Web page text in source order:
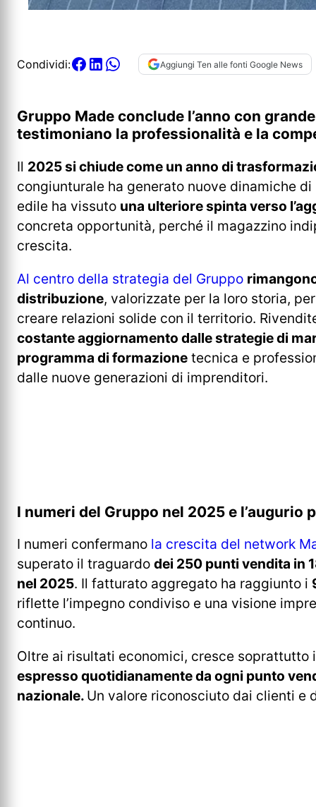
Condividi: Aggiungi Ten alle fonti Google News
Gruppo Made conclude l’anno con
testimoniano la professionalità e la
Il 2025 si chiude come un anno di
congiunturale ha generato nuove dinamiche
edile ha vissuto una ulteriore spinta verso
concreta opportunità, perché il magazzino
crescita.
Al centro della strategia del Gruppo
distribuzione, valorizzate per la loro storia,
creare relazioni solide con il territorio.
costante aggiornamento dalle strategie di
programma di formazione tecnica e
dalle nuove generazioni di imprenditori.
I numeri del Gruppo nel 2025 e l’augurio
I numeri confermano la crescita del network
superato il traguardo dei 250 punti vendita in
nel 2025. Il fatturato aggregato ha raggiunto i
riflette l’impegno condiviso e una visione
continuo.
Oltre ai risultati economici, cresce
espresso quotidianamente da ogni punto
nazionale. Un valore riconosciuto dai clienti e